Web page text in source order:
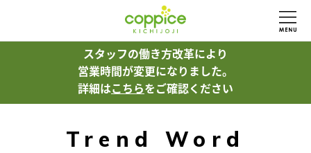
スタッフの働き方改革により
営業時間が変更になりました。
詳細はこちらをご確認ください
Trend Word